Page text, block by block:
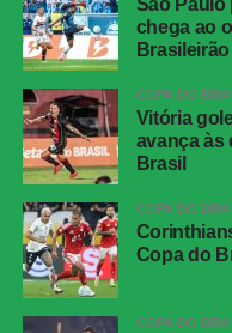
Eliminatórias da Copa
Data:09/09/2025
Horário:20h30 (de
Árbitro:Cristian Garay
Assistentes:
São Paulo
chega ao
Brasileirão
COPA DO
Vitória
avança às
Brasil
COPA DO
Copa do
COPA DO